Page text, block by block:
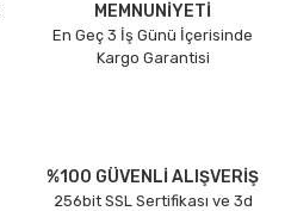
MEMNUNİYETİ
En Geç 3 İş Günü İçerisinde
Kargo Garantisi
%100 GÜVENLİ ALIŞVERİŞ
256bit SSL Sertifikası ve 3d